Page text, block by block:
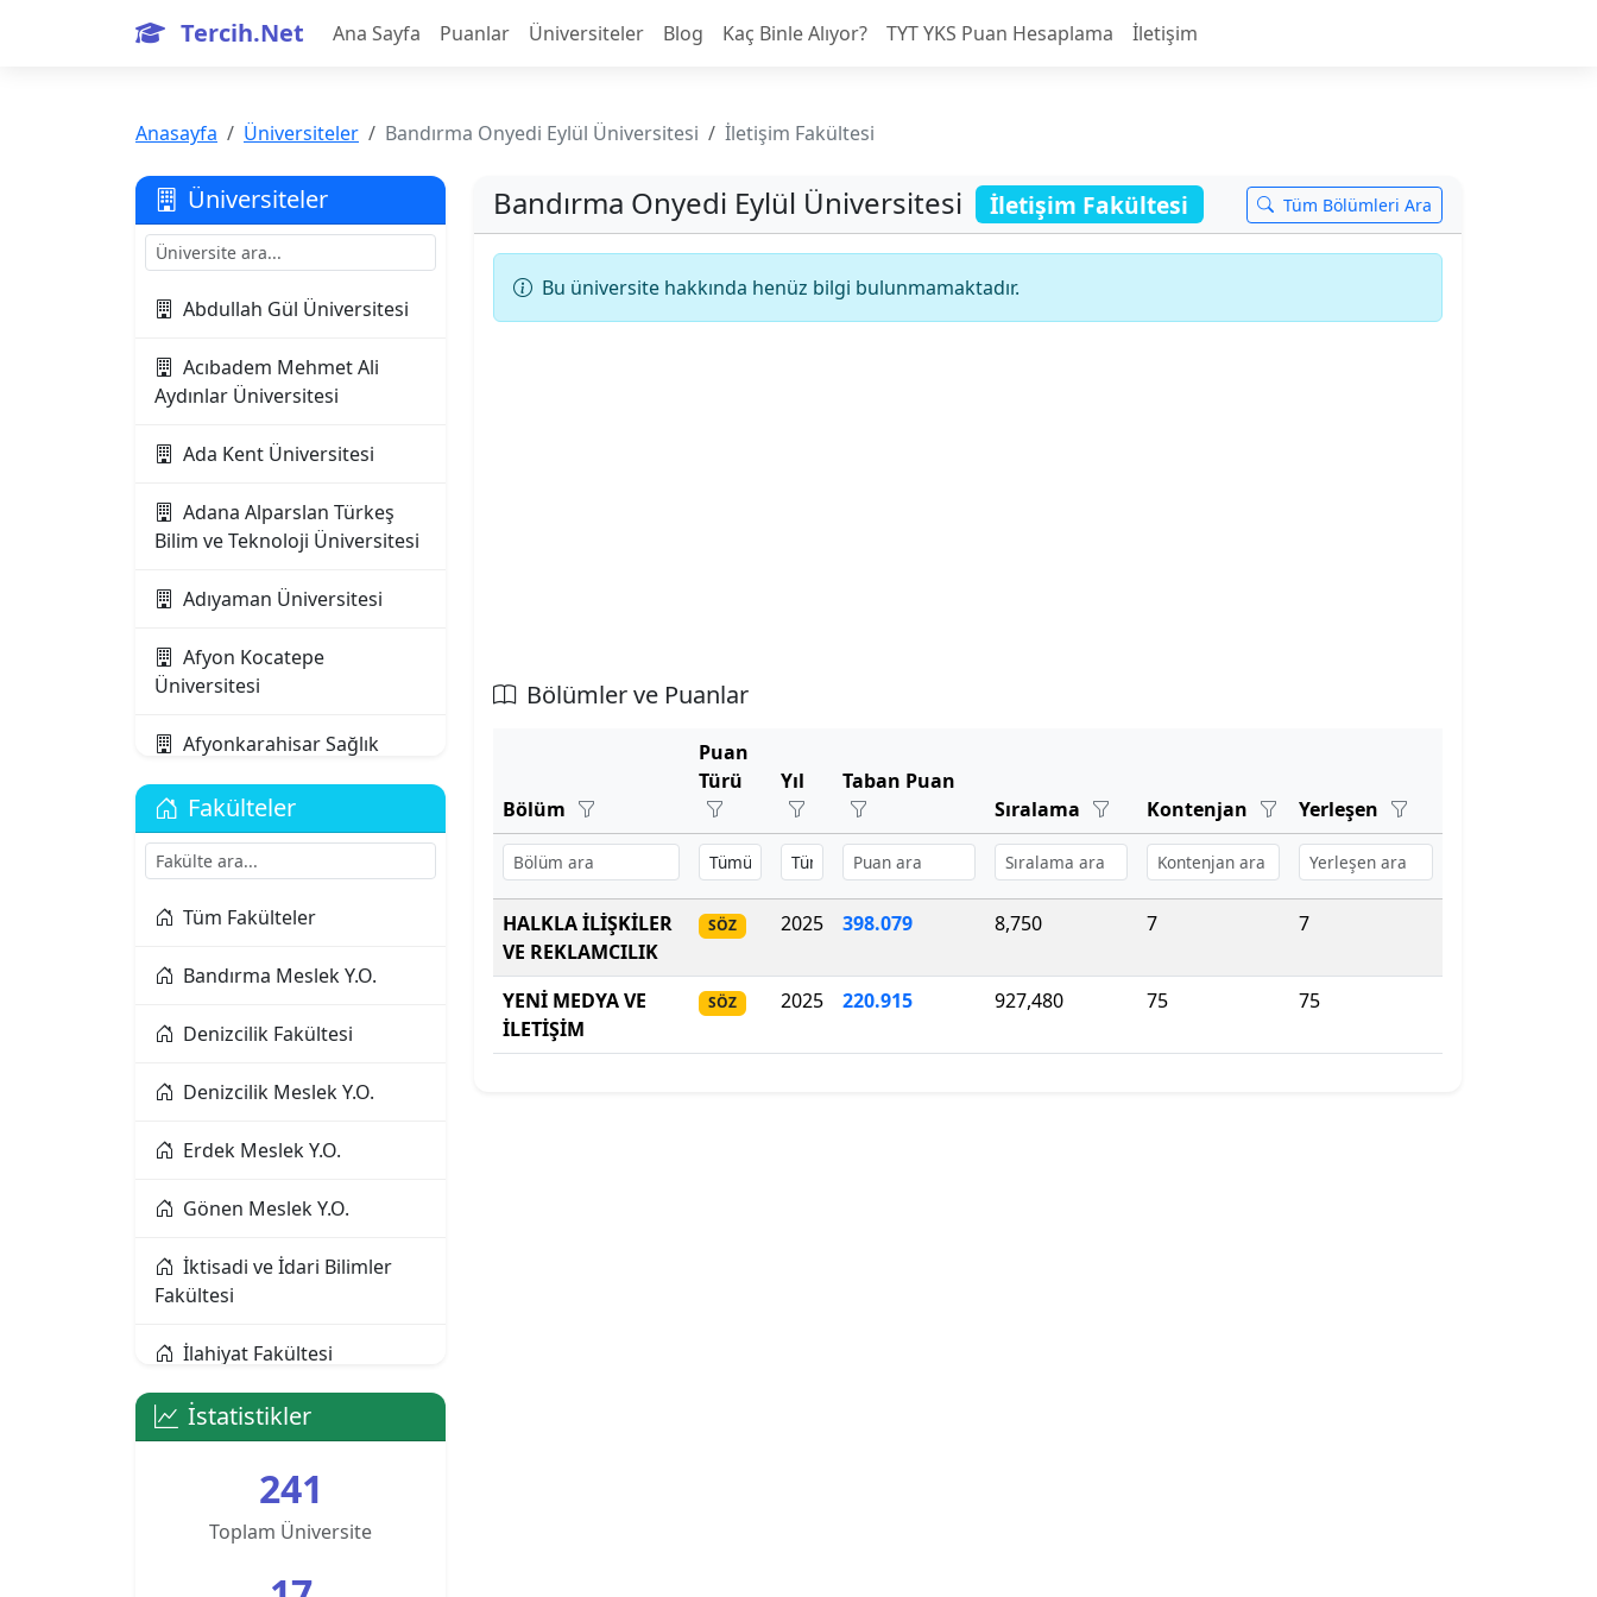
Tercih.Net Ana Sayfa Puanlar Üniversiteler Blog Kaç Binle Alıyor? TYT YKS Puan Hesaplama İletişim
Anasayfa Üniversiteler Bandırma Onyedi Eylül Üniversitesi İletişim Fakültesi
Üniversiteler
Abdullah Gül Üniversitesi
Acıbadem Mehmet Ali
Aydınlar Üniversitesi
Ada Kent Üniversitesi
Adana Alparslan Türkeş
Bilim ve Teknoloji Üniversitesi
Adıyaman Üniversitesi
Afyon Kocatepe
Üniversitesi
Afyonkarahisar Sağlık
Ağrı İbrahim Çeçen
Üniversitesi
Akdeniz Karpaz
Üniversitesi
Alanya Üniversitesi
Altınbaş Üniversitesi
Ankara Bilim Üniversitesi
Ankara Hacı Bayram Veli
Üniversitesi
Ankara Medipol
Fakülteler
Tüm Fakülteler
Bandırma Meslek Y.O.
Denizcilik Fakültesi
Denizcilik Meslek Y.O.
Erdek Meslek Y.O.
Gönen Meslek Y.O.
İktisadi ve İdari Bilimler
Fakültesi
İlahiyat Fakültesi
İletişim Fakültesi
İstatistikler
241
Toplam Üniversite
Bandırma Onyedi Eylül Üniversitesi İletişim Fakültesi Tüm Bölümleri Ara
Bu üniversite hakkında henüz bilgi bulunmamaktadır.
Bölümler ve Puanlar
Bölüm
Puan
Türü
Yıl
Taban Puan
Sıralama
Kontenjan Yerleşen
HALKLA İLİŞKİLER
VE REKLAMCILIK
SÖZ 2025 398.079 8,750 7 7
YENİ MEDYA VE
İLETİŞİM
SÖZ 2025 220.915 927,480 75 75